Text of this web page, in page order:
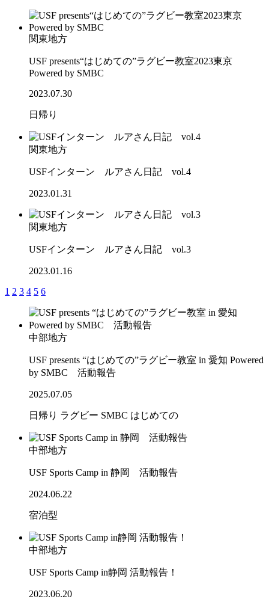
関東地方
USF presents“はじめての”ラグビー教室2023東京
Powered by SMBC
2023.07.30
日帰り
関東地方
USFインターン ルアさん日記 vol.4
2023.01.31
関東地方
USFインターン ルアさん日記 vol.3
2023.01.16
1 2 3 4 5 6
中部地方
USF presents “はじめての”ラグビー教室 in 愛知 Powered
by SMBC 活動報告
2025.07.05
日帰り ラグビー SMBC はじめての
中部地方
USF Sports Camp in 静岡 活動報告
2024.06.22
宿泊型
中部地方
USF Sports Camp in静岡 活動報告！
2023.06.20